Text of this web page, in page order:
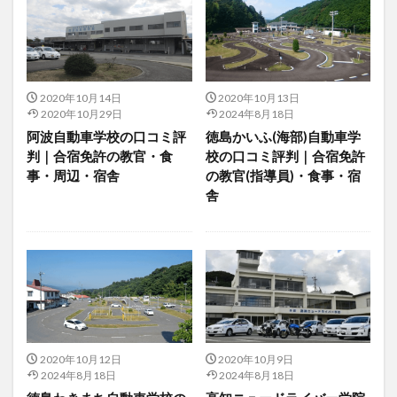
2020年10月14日
2020年10月29日
阿波自動車学校の口コミ評
判｜合宿免許の教官・食
事・周辺・宿舎
2020年10月13日
2024年8月18日
徳島かいふ(海部)自動車学
校の口コミ評判｜合宿免許
の教官(指導員)・食事・宿
舎
2020年10月12日
2024年8月18日
2020年10月9日
2024年8月18日